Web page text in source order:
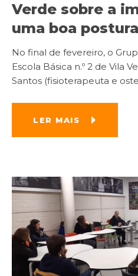
Verde sobre a
uma boa postura
No final de fevereiro, o
Escola Básica n.º 2 de Vila
Santos (fisioterapeuta e
LER MAIS